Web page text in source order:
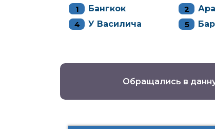
Бангкок
У Василича
Обращались в